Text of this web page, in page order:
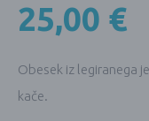
25,00 €
Obesek iz legiranega
kače.